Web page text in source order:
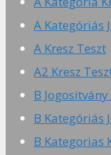
A Kategóriás
A Kresz Teszt
A2 Kresz
B
B Kategóriás
B Kategorias